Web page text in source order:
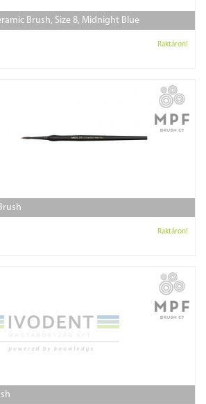
Brush, Size 8, Midnight Blue
Raktáron!
Raktáron!